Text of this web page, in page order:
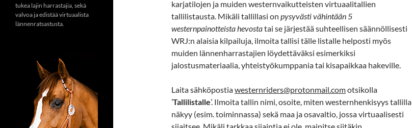
karjatilojen ja muiden westernvaikutteisten virtuaalitallien
tallilistausta. Mikäli tallillasi on pysyvästi vähintään 5
westernpainotteista hevostatai se järjestää suhteellisen säännöllisesti
WRJ:n alaisia kilpailuja, ilmoita tallisi tälle listalle helposti myös
muiden lännenharrastajien löydettäväksi esimerkiksi
jalostusmateriaalia, yhteistyökumppania tai kisapaikkaa hakeville.
Laita sähköpostiawesternriders@protonmail.comotsikolla
’Tallilistalle’. Ilmoita tallin nimi, osoite, miten westernhenkisyys tallilla
näkyy (esim. toiminnassa) sekä maa ja osavaltio, jossa virtuaalisesti
tukea lajin harrastajia, sekä
valvoa ja edistää virtuaalista
lännenratsastusta.